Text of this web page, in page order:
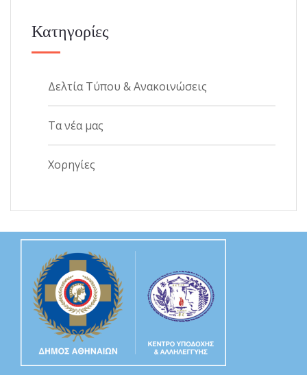
Κατηγορίες
Δελτία Τύπου & Ανακοινώσεις
Τα νέα μας
Χορηγίες